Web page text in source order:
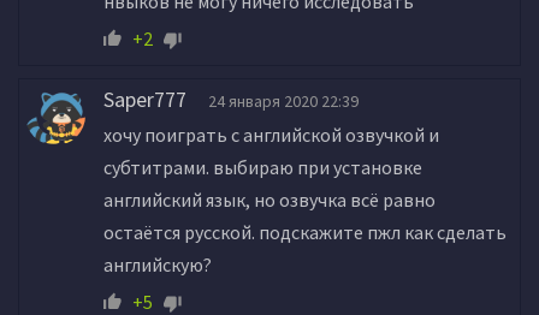
+2
Saper777 24 января 2020 22:39
хочу поиграть с английской озвучкой и
субтитрами. выбираю при установке
английский язык, но озвучка всё равно
остаётся русской. подскажите пжл как сделать
английскую?
+5